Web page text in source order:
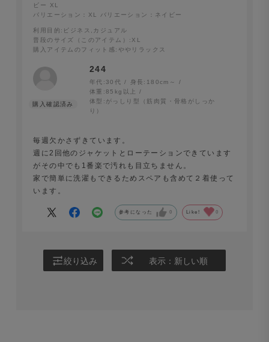
楽ジャケ セットアップ（Palo Alto）ベージュ
ビー XL
バリエーション：XL
バリエーション：ネイビー
利用目的 :ビジネス,カジュアル
普段のサイズ（このアイテム） :XL
購入アイテムのフィット感:ややリラックス
244
年代:30代 身長: 180cm～
体重:85kg以上
体型: がっしり型（筋肉質・骨格がしっか
り）
毎週欠かさずきています。
週に2回他のジャケットとローテーションできています
がその中でも1番楽で汚れも目立ちません。
家で簡単に洗濯もできるためスペアも含めて２着使って
います。
参考になった 0 Like! 0
絞り込み 表示：新しい順